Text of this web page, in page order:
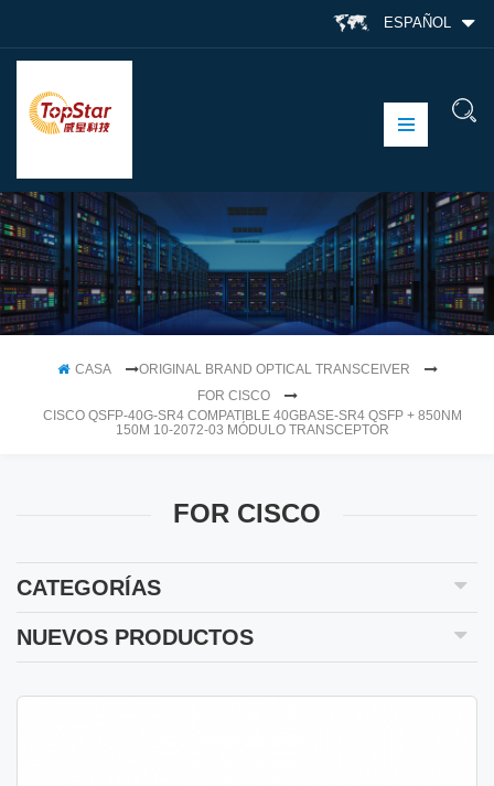
ESPAÑOL
CASA
ORIGINAL BRAND OPTICAL TRANSCEIVER
FOR CISCO
CISCO QSFP-40G-SR4 COMPATIBLE 40GBASE-SR4 QSFP + 850NM
150M 10-2072-03 MÓDULO TRANSCEPTOR
FOR CISCO
CATEGORÍAS
NUEVOS PRODUCTOS